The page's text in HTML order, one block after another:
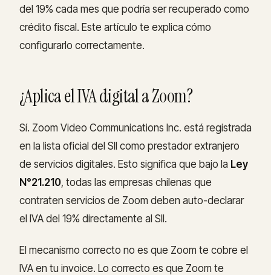
del 19% cada mes que podría ser recuperado como
crédito fiscal. Este artículo te explica cómo
configurarlo correctamente.
¿Aplica el IVA digital a Zoom?
Sí. Zoom Video Communications Inc. está registrada
en la lista oficial del SII como prestador extranjero
de servicios digitales. Esto significa que bajo la Ley
N°21.210, todas las empresas chilenas que
contraten servicios de Zoom deben auto-declarar
el IVA del 19% directamente al SII.
El mecanismo correcto no es que Zoom te cobre el
IVA en tu invoice. Lo correcto es que Zoom te